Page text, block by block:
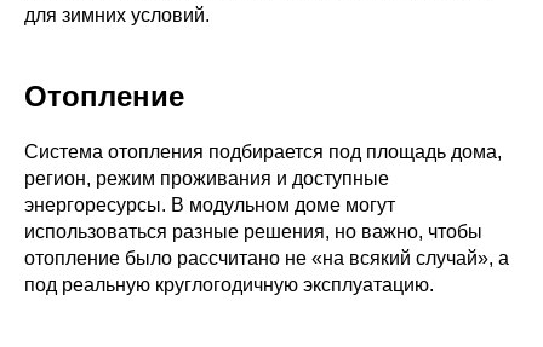
для зимних условий.
Отопление
Система отопления подбирается под площадь дома,
регион, режим проживания и доступные
энергоресурсы. В модульном доме могут
использоваться разные решения, но важно, чтобы
отопление было рассчитано не «на всякий случай», а
под реальную круглогодичную эксплуатацию.